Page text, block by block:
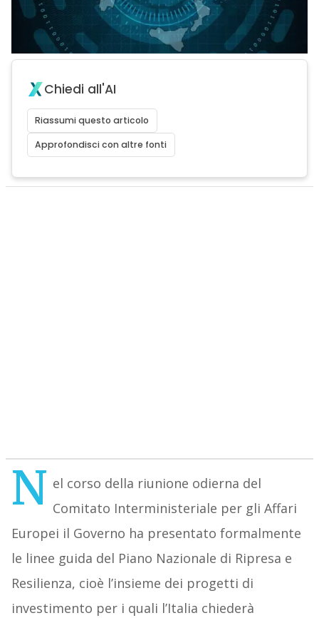
Chiedi all'AI
Riassumi questo articolo
Approfondisci con altre fonti
N el corso della riunione odierna del
Comitato Interministeriale per gli Affari
Europei il Governo ha presentato formalmente
le linee guida del Piano Nazionale di Ripresa e
Resilienza, cioè l’insieme dei progetti di
investimento per i quali l’Italia chiederà